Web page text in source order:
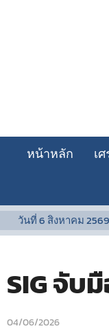
หน้าหลัก เ
วันที่6 สิงหาคม 2569
SIG จับ
04/06/2026